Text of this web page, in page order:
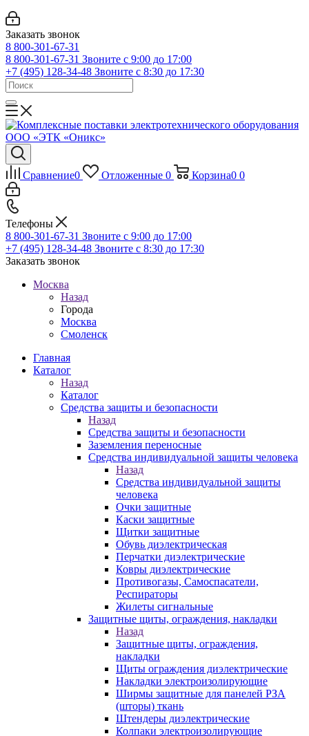
Заказать звонок
8 800-301-67-31
8 800-301-67-31 Звоните с 9:00 до 17:00
+7 (495) 128-34-48 Звоните с 8:30 до 17:30
Сравнение0 Отложенные 0 Корзина0 0
Телефоны
8 800-301-67-31 Звоните с 9:00 до 17:00
+7 (495) 128-34-48 Звоните с 8:30 до 17:30
Заказать звонок
Москва
Назад
Города
Москва
Смоленск
Главная
Каталог
Назад
Каталог
Средства защиты и безопасности
Назад
Средства защиты и безопасности
Заземления переносные
Средства индивидуальной защиты человека
Назад
Средства индивидуальной защиты
человека
Очки защитные
Каски защитные
Щитки защитные
Обувь диэлектрическая
Перчатки диэлектрические
Ковры диэлектрические
Противогазы, Самоспасатели,
Респираторы
Жилеты сигнальные
Защитные щиты, ограждения, накладки
Назад
Защитные щиты, ограждения,
накладки
Щиты ограждения диэлектрические
Накладки электроизолирующие
Ширмы защитные для панелей РЗА
(шторы) ткань
Штендеры диэлектрические
Колпаки электроизолирующие